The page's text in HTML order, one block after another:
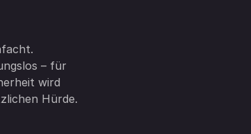
– für
wird
Hürde.